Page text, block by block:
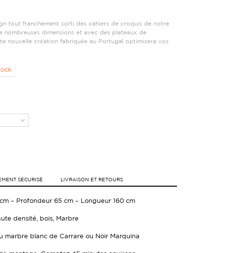
tout franchement sorti des cahiers de croquis de notre
nombreuses dimensions et avec des plateaux de
nouvelle création fabriquée au Portugal optimisera vos
SÉCURISÉ LIVRAISON ET RETOURS
– Profondeur 65 cm – Longueur 160 cm
densité, bois, Marbre
marbre blanc de Carrare ou Noir Marquina